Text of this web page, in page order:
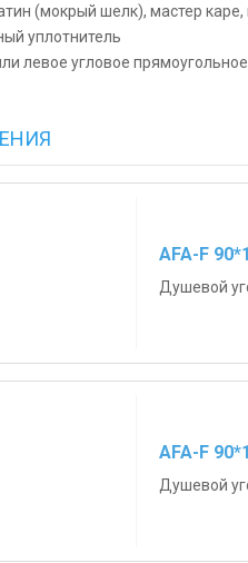
(мокрый шелк), мастер
уплотнитель
левое угловое
AFA-F
Душевой
AFA-F
Душевой